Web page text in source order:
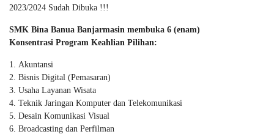
2023/2024 Sudah Dibuka !!!
SMK Bina Banua Banjarmasin membuka 6 (enam)
Konsentrasi Program Keahlian Pilihan:
Akuntansi
Bisnis Digital (Pemasaran)
Usaha Layanan Wisata
Teknik Jaringan Komputer dan Telekomunikasi
Desain Komunikasi Visual
Broadcasting dan Perfilman